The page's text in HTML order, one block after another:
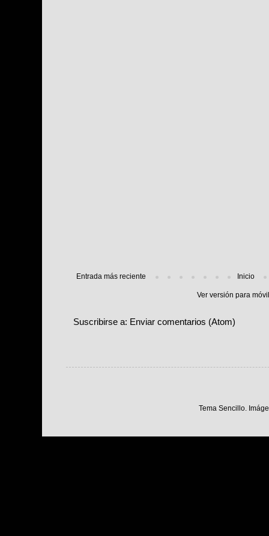
Entrada más reciente Inicio
Ver versión para
Suscribirse a: Enviar comentarios (Atom)
Tema Sencillo.